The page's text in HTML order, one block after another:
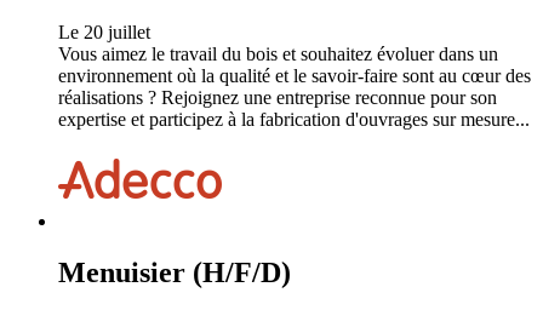
Le 20 juillet
Vous aimez le travail du bois et souhaitez évoluer dans un
environnement où la qualité et le savoir-faire sont au cœur des
réalisations ? Rejoignez une entreprise reconnue pour son
expertise et participez à la fabrication d'ouvrages sur mesure...
Menuisier (H/F/D)